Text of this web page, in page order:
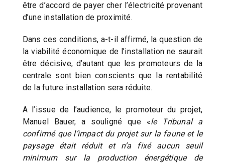
être d’accord de payer cher l’électricité provenant
d’une installation de proximité.
Dans ces conditions, a-t-il affirmé, la question de
la viabilité économique de l’installation ne saurait
être décisive, d’autant que les promoteurs de la
centrale sont bien conscients que la rentabilité
de la future installation sera réduite.
A l’issue de l’audience, le promoteur du projet,
Manuel Bauer, a souligné que «le Tribunal a
confirmé que l’impact du projet sur la faune et le
paysage était réduit et n’a fixé aucun seuil
minimum sur la production énergétique de